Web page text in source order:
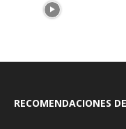
RECOMENDACIONES